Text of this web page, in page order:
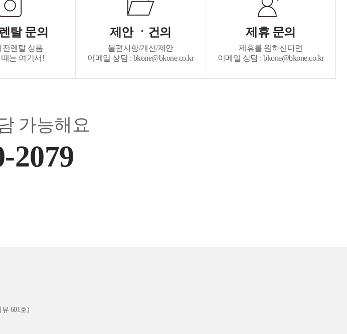
탈 문의
전렌탈 상품
때는 여기서!
제안 ㆍ건의
불편사항/개선/제안
이메일 상담 : bkone@bkone.co.kr
제휴 문의
제휴를 원하신다면
이메일 상담 : bkone@bkone.co.kr
가능해요
2079
601호)